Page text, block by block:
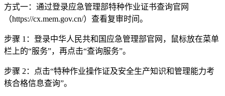
方式一：通过登录应急管理部特种作业证书查询官网
（https://cx.mem.gov.cn/）查看复审时间。
步骤 1：登录中华人民共和国应急管理部官网，鼠标放在菜单
栏上的“服务”，再点击“查询服务”。
步骤 2：点击“特种作业操作证及安全生产知识和管理能力考
核合格信息查询”。